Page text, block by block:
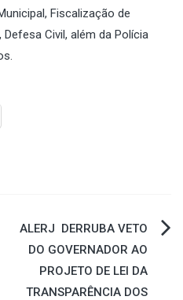
Fiscalização de
Civil, além da Polícia
ALERJ DERRUBA VETO
DO GOVERNADOR AO
PROJETO DE LEI DA
TRANSPARÊNCIA DOS